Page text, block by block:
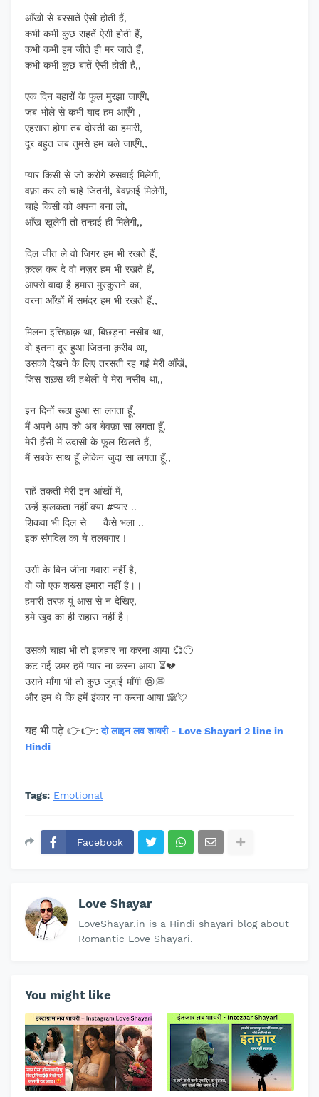
आँखों से बरसातें ऐसी होती हैं,
कभी कभी कुछ राहतें ऐसी होती हैं,
कभी कभी हम जीते ही मर जाते हैं,
कभी कभी कुछ बातें ऐसी होती हैं,,
एक दिन बहारों के फूल मुरझा जाएँगे,
जब भोले से कभी याद हम आएँगे ,
एहसास होगा तब दोस्ती का हमारी,
दूर बहुत जब तुमसे हम चले जाएँगे,,
प्यार किसी से जो करोगे रुसवाई मिलेगी,
वफ़ा कर लो चाहे जितनी, बेवफ़ाई मिलेगी,
चाहे किसी को अपना बना लो,
आँख खुलेगी तो तन्हाई ही मिलेगी,,
दिल जीत ले वो जिगर हम भी रखते हैं,
क़त्ल कर दे वो नज़र हम भी रखते हैं,
आपसे वादा है हमारा मुस्कुराने का,
वरना आँखों में समंदर हम भी रखते हैं,,
मिलना इत्तिफ़ाक़ था, बिछड़ना नसीब था,
वो इतना दूर हुआ जितना क़रीब था,
उसको देखने के लिए तरसती रह गईं मेरी आँखें,
जिस शख़्स की हथेली पे मेरा नसीब था,,
इन दिनों रूठा हुआ सा लगता हूँ,
मैं अपने आप को अब बेवफ़ा सा लगता हूँ,
मेरी हँसी में उदासी के फूल खिलते हैं,
मैं सबके साथ हूँ लेकिन जुदा सा लगता हूँ,,
राहें तकती मेरी इन आंखों में,
उन्हें झलकता नहीं क्या #प्यार ..
शिकवा भी दिल से___कैसे भला ..
इक संगदिल का ये तलबगार !
उसी के बिन जीना गवारा नहीं है,
वो जो एक शख्स हमारा नहीं है।।
हमारी तरफ यूं आस से न देखिए,
हमे खुद का ही सहारा नहीं है।
उसको चाहा भी तो इज़हार ना करना आया 💞😶
कट गई उमर हमें प्यार ना करना आया ⏳💔
उसने माँगा भी तो कुछ जुदाई माँगी 😢💭
और हम थे कि हमें इंकार ना करना आया 🙈💘
यह भी पढ़े 👉👉:दो लाइन लव शायरी - Love Shayari 2 line in
Hindi
Tags: Emotional
Facebook
Love Shayar
LoveShayar.in is a Hindi shayari blog about
Romantic Love Shayari.
You might like